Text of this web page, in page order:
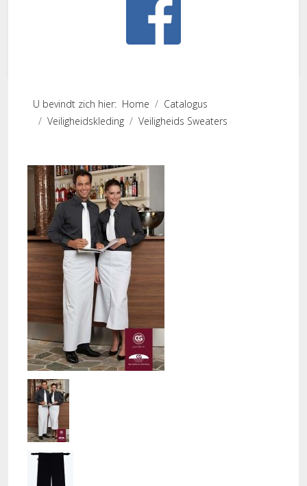
U bevindt zich hier: Home
Catalogus
Veiligheidskleding
Veiligheids Sweaters